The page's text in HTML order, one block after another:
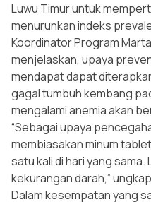
Luwu Timur untuk
menurunkan indeks
Koordinator Program
menjelaskan, upaya
mendapat dapat
gagal tumbuh kembang
mengalami anemia akan
“Sebagai upaya
membiasakan minum
satu kali di hari yang
kekurangan darah,”
Dalam kesempatan yang